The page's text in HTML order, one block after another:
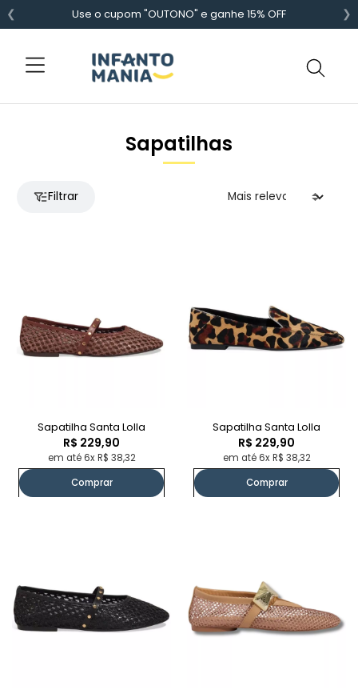
Use o cupom "OUTONO" e ganhe 15% OFF
❮ ❯
Sapatilhas
Filtrar
Sapatilha Santa Lolla
R$ 229,90
em até 6x R$ 38,32
Comprar
Sapatilha Santa Lolla
R$ 229,90
em até 6x R$ 38,32
Comprar